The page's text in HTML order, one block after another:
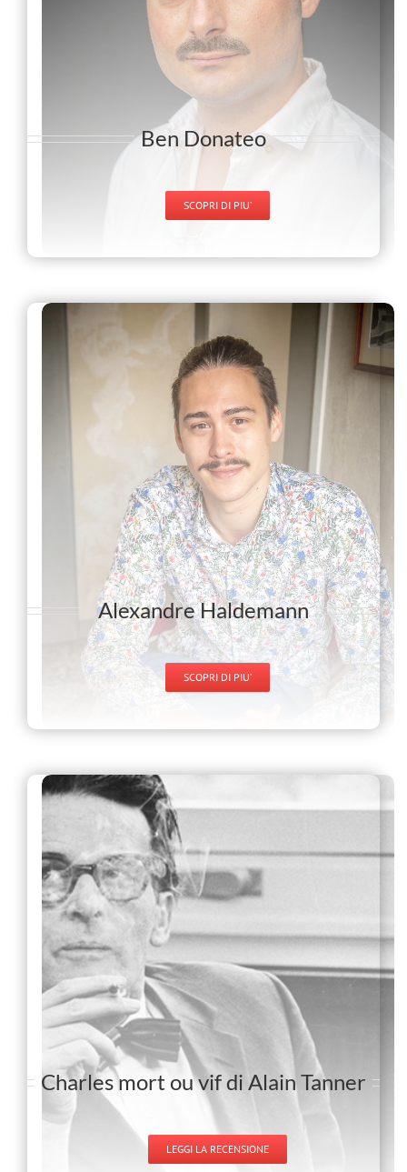
Ben Donateo
SCOPRI DI PIU’
Alexandre Haldemann
SCOPRI DI PIU’
Charles mort ou vif di Alain Tanner
LEGGI LA RECENSIONE